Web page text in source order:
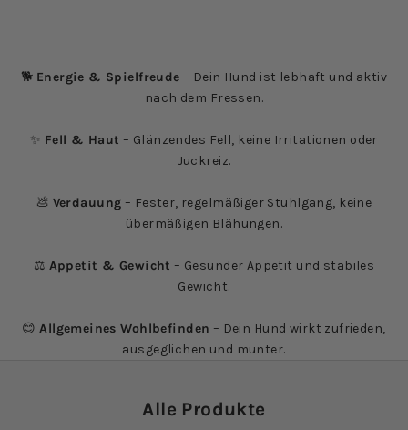
🐕 Energie & Spielfreude – Dein Hund ist lebhaft und aktiv
nach dem Fressen.
✨ Fell & Haut – Glänzendes Fell, keine Irritationen oder
Juckreiz.
💩 Verdauung – Fester, regelmäßiger Stuhlgang, keine
übermäßigen Blähungen.
⚖️ Appetit & Gewicht – Gesunder Appetit und stabiles
Gewicht.
😊Allgemeines Wohlbefinden – Dein Hund wirkt zufrieden,
ausgeglichen und munter.
Alle Produkte